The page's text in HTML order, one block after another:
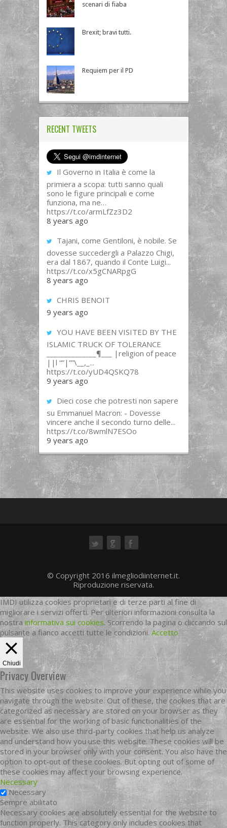
scenari di fiaba
Brexit; bravi tutti.
Requiem per il PD
RECENT TWEETS
Il Governo in Italia è come la
primiera a scopa: tutti sanno quali
sono le figure principali e come
funziona, ma ne…
https://t.co/armLfZz3D2
8 years ago
Tajani, come Gentiloni, è nobile. Se
dovesse succedergli a Palazzo Chigi,
era dal 1867, quando il Conte Luigi...
https://t.co/x5gCNARpgG
8 years ago
CHRIS BENOIT
9 years ago
YOU HAVE BEEN VISITED BY THE
ISLAMIC TRUCK OF TOLERANCE
______________¶___ |religion of peace
||l “”|””\__,_...
https://t.co/yUD4QSKQ78
9 years ago
Dieci cose che potresti non sapere
su Emmanuel Macron: - Dovesse
vincere anche il secondo turno delle...
https://t.co/8wmlN7ESOo
9 years ago
© Copyright 2016 ilmegliodiinternet.it.
Riproduzione riservata.
IMDI utilizza cookies proprietari e di terze parti al fine di
migliorare i servizi offerti. Per ulteriori informazioni consulta la
nostrainformativa sui cookies. Scorrendo la pagina o cliccando sul
pulsante a fianco accetti tutte le condizioni. Accetto
Chiudi
Privacy Overview
This website uses cookies to improve your experience while you
navigate through the website. Out of these, the cookies that are
categorized as necessary are stored on your browser as they
are essential for the working of basic functionalities of the
website. We also use third-party cookies that help us analyze
and understand how you use this website. These cookies will be
stored in your browser only with your consent. You also have the
option to opt-out of these cookies. But opting out of some of
these cookies may affect your browsing experience.
Necessary
Necessary
Sempre abilitato
Necessary cookies are absolutely essential for the website to
function properly. This category only includes cookies that